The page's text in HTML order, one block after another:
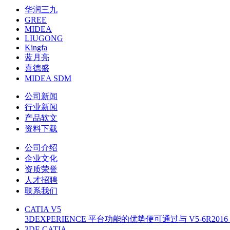
华润三九
GREE
MIDEA
LIUGONG
Kingfa
蓝月亮
喜德盛
MIDEA SDM
公司新闻
行业新闻
产品软文
资料下载
公司介绍
企业文化
资质荣誉
人才招聘
联系我们
CATIA V5
3DEXPERIENCE 平台功能的优势便可通过与 V5-